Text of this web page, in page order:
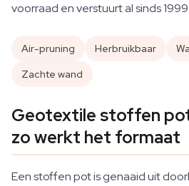
voorraad en verstuurt al sinds
Air-pruning Herbruikbaar
Zachte wand
Geotextile stoffen
zo werkt het formaat
Een stoffen pot is genaaid uit